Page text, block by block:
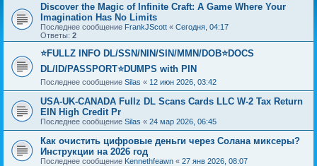
Discover the Magic of Infinite Craft: A Game Where Your
Imagination Has No Limits
Последнее сообщение FrankJScott « Сегодня, 04:17
Ответы: 2
⭐FULLZ INFO DL/SSN/NIN/SIN/MMN/DOB⭐DOCS
DL/ID/PASSPORT⭐DUMPS with PIN
Последнее сообщение Silas « 12 июн 2026, 03:42
USA-UK-CANADA Fullz DL Scans Cards LLC W-2 Tax Return
EIN High Credit Pr
Последнее сообщение Silas « 24 мар 2026, 06:45
Как очистить цифровые деньги через Солана миксеры?
Инструкции на 2026 год
Последнее сообщение Kennethfeawn « 27 янв 2026, 08:07